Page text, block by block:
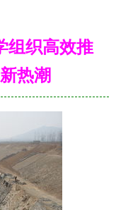
组织高效推
热潮